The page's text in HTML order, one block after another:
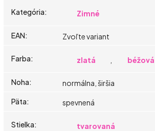
Kategória: Zimné
EAN: Zvoľte variant
Farba: zlatá béžová
Noha:
normálna, širšia
Päta: spevnená
Stielka: tvarovaná